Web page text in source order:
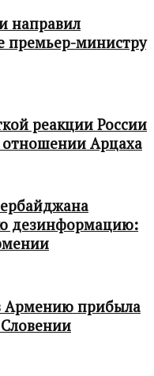
направил
премьер-министру
реакции России
отношении Арцаха
дезинформацию:
Армению прибыла